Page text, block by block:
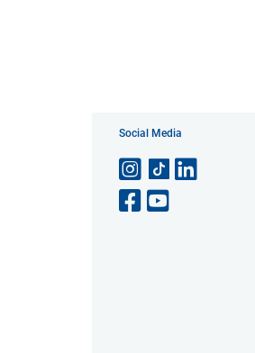
Social Media